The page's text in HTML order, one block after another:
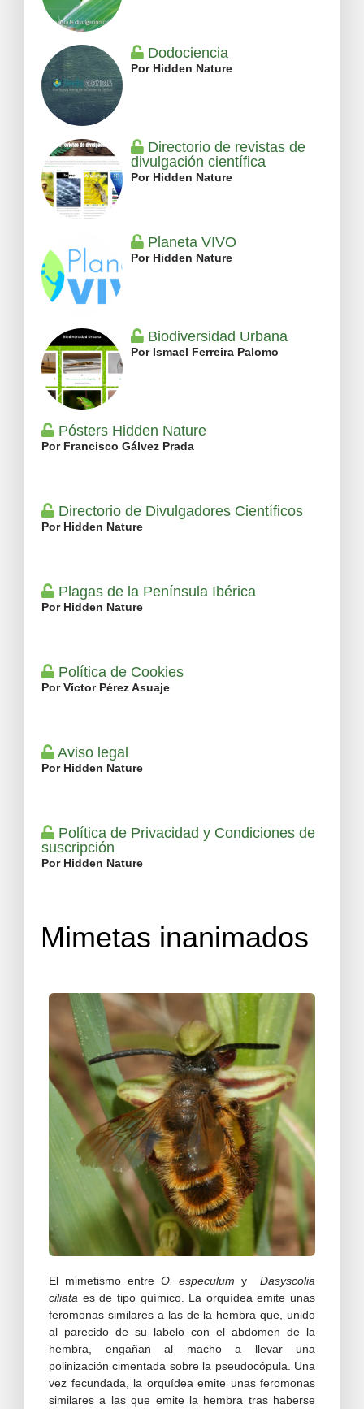
Dodociencia
Por Hidden Nature
Directorio de revistas de
divulgación científica
Por Hidden Nature
Planeta VIVO
Por Hidden Nature
Biodiversidad Urbana
Por Ismael Ferreira Palomo
Pósters Hidden Nature
Por Francisco Gálvez Prada
Directorio de Divulgadores Científicos
Por Hidden Nature
Plagas de la Península Ibérica
Por Hidden Nature
Política de Cookies
Por Víctor Pérez Asuaje
Aviso legal
Por Hidden Nature
Política de Privacidad y Condiciones de
suscripción
Por Hidden Nature
Mimetas inanimados
El mimetismo entre O. especulum yDasyscolia
ciliata es de tipo químico. La orquídea emite unas
feromonas similares a las de la hembra que, unido
al parecido de su labelo con el abdomen de la
hembra, engañan al macho a llevar una
polinización cimentada sobre la pseudocópula. Una
vez fecundada, la orquídea emite unas feromonas
similares a las que emite la hembra tras haberse